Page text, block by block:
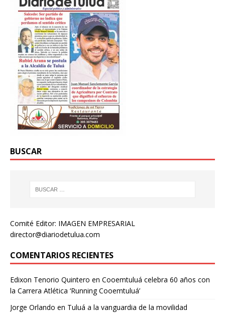
BUSCAR
Comité Editor: IMAGEN EMPRESARIAL
director@diariodetulua.com
COMENTARIOS RECIENTES
Edixon Tenorio Quintero en Cooemtuluá celebra 60 años con
la Carrera Atlética ‘Running Cooemtuluá’
Jorge Orlando en Tuluá a la vanguardia de la movilidad